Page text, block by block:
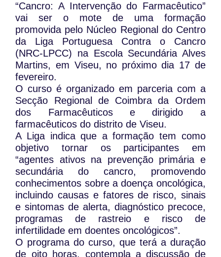
“Cancro: A Intervenção do Farmacêutico”
vai ser o mote de uma formação
promovida pelo Núcleo Regional do Centro
da Liga Portuguesa Contra o Cancro
(NRC-LPCC) na Escola Secundária Alves
Martins, em Viseu, no próximo dia 17 de
fevereiro.
O curso é organizado em parceria com a
Secção Regional de Coimbra da Ordem
dos Farmacêuticos e dirigido a
farmacêuticos do distrito de Viseu.
A Liga indica que a formação tem como
objetivo tornar os participantes em
“agentes ativos na prevenção primária e
secundária do cancro, promovendo
conhecimentos sobre a doença oncológica,
incluindo causas e fatores de risco, sinais
e sintomas de alerta, diagnóstico precoce,
programas de rastreio e risco de
infertilidade em doentes oncológicos”.
O programa do curso, que terá a duração
de oito horas, contempla a discussão de